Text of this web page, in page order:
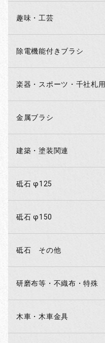
趣味・工芸
除電機能付きブラシ
楽器・スポーツ・千社札用
金属ブラシ
建築・塗装関連
砥石 φ125
砥石 φ150
砥石 その他
研磨布等・不織布・特殊
木車・木車金具